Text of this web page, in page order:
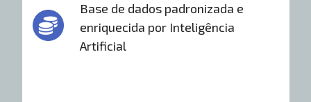
Base de dados padronizada e
enriquecida por Inteligência
Artificial